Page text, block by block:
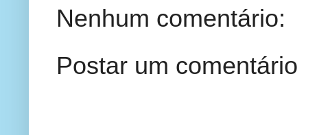
Nenhum comentário:
Postar um comentário